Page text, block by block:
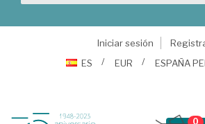
Iniciar sesión
ES
EUR ESPAÑA
0